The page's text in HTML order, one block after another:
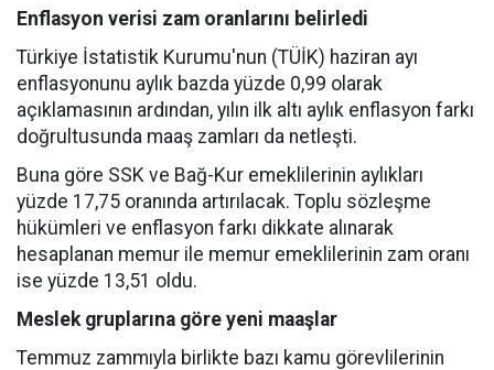
Enflasyon verisi zam oranlarını belirledi
Türkiye İstatistik Kurumu'nun (TÜİK) haziran ayı
enflasyonunu aylık bazda yüzde 0,99 olarak
açıklamasının ardından, yılın ilk altı aylık enflasyon farkı
doğrultusunda maaş zamları da netleşti.
Buna göre SSK ve Bağ-Kur emeklilerinin aylıkları
yüzde 17,75 oranında artırılacak. Toplu sözleşme
hükümleri ve enflasyon farkı dikkate alınarak
hesaplanan memur ile memur emeklilerinin zam oranı
ise yüzde 13,51 oldu.
Meslek gruplarına göre yeni maaşlar
Temmuz zammıyla birlikte bazı kamu görevlilerinin